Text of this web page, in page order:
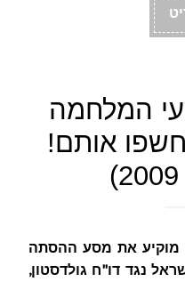
המלחמה
אותם!
מוקיע את מסע ההסתה
נגד דו"ח גולדסטון,